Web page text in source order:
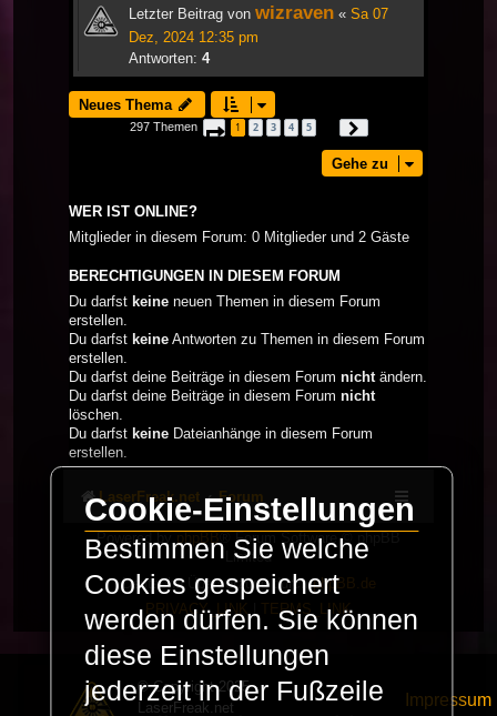
Letzter Beitrag von wizraven « Sa 07
Dez, 2024 12:35 pm
Antworten: 4
Neues Thema
297 Themen Seite 1von 10
1 2 3 4 5
Gehe zu
WER IST ONLINE?
Mitglieder in diesem Forum: 0 Mitglieder und 2 Gäste
BERECHTIGUNGEN IN DIESEM FORUM
Du darfst keine neuen Themen in diesem Forum
erstellen.
Du darfst keine Antworten zu Themen in diesem Forum
erstellen.
Du darfst deine Beiträge in diesem Forum nichtändern.
Du darfst deine Beiträge in diesem Forum nicht
löschen.
Du darfst keine Dateianhänge in diesem Forum
erstellen.
LaserFreak.net Forum
Powered by phpBB
® Forum Software © phpBB
Limited
Deutsche Übersetzung durchphpBB.de
PRIVACY_LINK
TERMS_LINK
© Copyright 2025 -
LaserFreak.net
Impressum
Cookie-Einstellungen
Bestimmen Sie welche
Cookies gespeichert
werden dürfen. Sie können
diese Einstellungen
jederzeit in der Fußzeile